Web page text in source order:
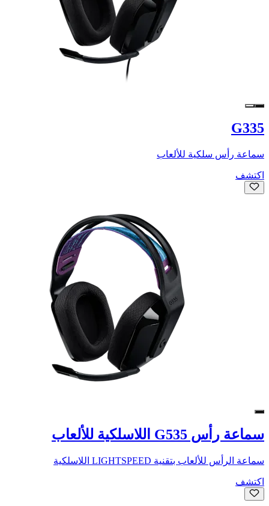
G335
سماعة رأس سلكية للألعاب
اكتشف
سماعة رأس G535 اللاسلكية للألعاب
سماعة الرأس للألعاب بتقنية LIGHTSPEED اللاسلكية
اكتشف